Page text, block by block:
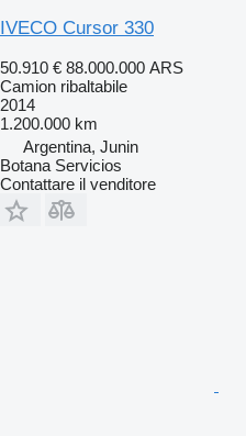
IVECO Cursor 330
50.910 € 88.000.000 ARS
Camion ribaltabile
2014
1.200.000 km
Argentina, Junin
Botana Servicios
Contattare il venditore